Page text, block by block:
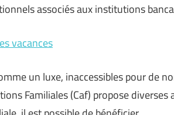
associés aux institutions
vacances
un luxe, inaccessibles pour de
Familiales (Caf) propose